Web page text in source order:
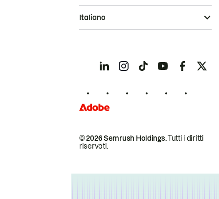
© 2026 Semrush Holdings.Tutti i diritti
riservati.
Italiano